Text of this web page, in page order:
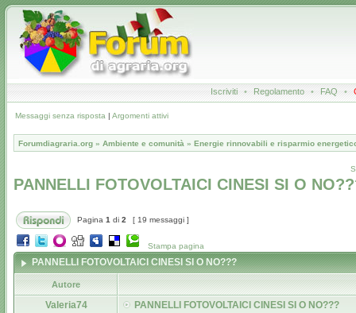
Iscriviti • Regolamento • FAQ •
Messaggi senza risposta | Argomenti attivi
Forumdiagraria.org » Ambiente e comunità » Energie rinnovabili e risparmio
PANNELLI FOTOVOLTAICI CINESI SI O
Pagina 1 di 2 [ 19 messaggi ]
Stampa pagina
PANNELLI FOTOVOLTAICI CINESI SI O NO???
Autore
Valeria74
PANNELLI FOTOVOLTAICI CINESI SI O NO???